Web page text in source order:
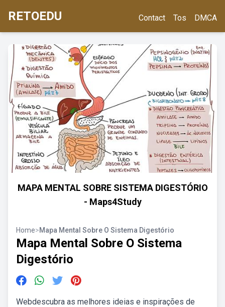
RETOEDU Contact Tos DMCA
MAPA MENTAL SOBRE SISTEMA DIGESTÓRIO
- Maps4Study
Home>Mapa Mental Sobre O Sistema Digestório
Mapa Mental Sobre O Sistema
Digestório
Webdescubra as melhores ideias e inspirações de